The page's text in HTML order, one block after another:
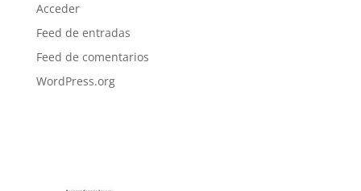
Acceder
Feed de entradas
Feed de comentarios
WordPress.org